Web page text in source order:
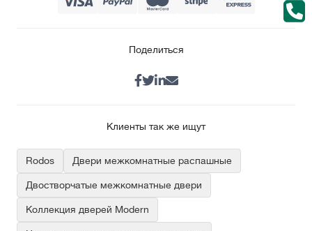
Поделиться
Клиенты так же ищут
Rodos Двери межкомнатные распашные
Двостворчатые межкомнатные двери
Коллекция дверей Modern